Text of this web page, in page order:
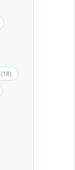
(18)